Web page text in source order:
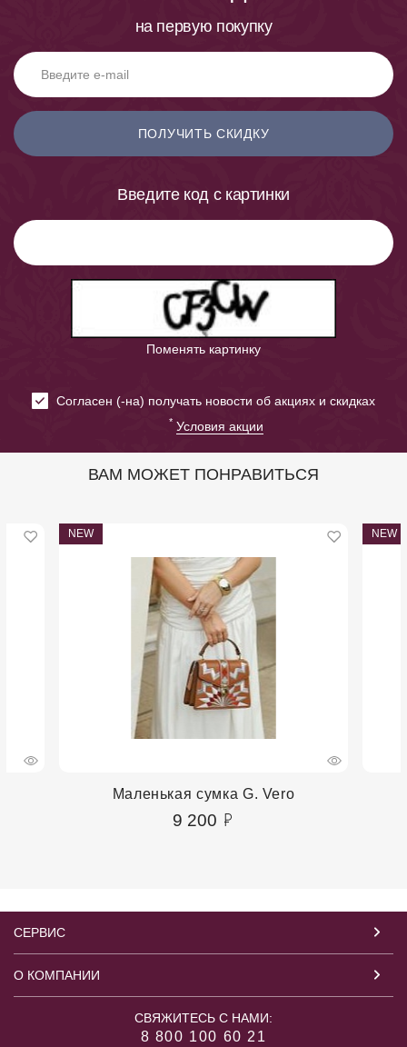
на первую покупку
ПОЛУЧИТЬ СКИДКУ
Введите код с картинки
Поменять картинку
Cогласен (-на) получать новости об акциях и скидках
* Условия акции
ВАМ МОЖЕТ ПОНРАВИТЬСЯ
NEW
Маленькая сумка G. Vero
9 200
NEW
СЕРВИС
О КОМПАНИИ
СВЯЖИТЕСЬ С НАМИ:
8 800 100 60 21